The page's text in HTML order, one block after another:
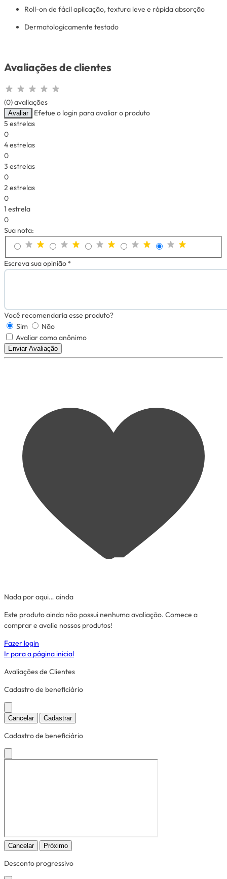
Roll-on de fácil aplicação, textura leve e rápida absorção
Dermatologicamente testado
Avaliações de clientes
(0) avaliações
Avaliar
Efetue o login para avaliar o produto
5 estrelas
0
4 estrelas
0
3 estrelas
0
2 estrelas
0
1 estrela
0
Sua nota:
Escreva sua opinião *
Você recomendaria esse produto?
Sim
Não
Avaliar como anônimo
Enviar Avaliação
Nada por aqui… ainda
Este produto ainda não possui nenhuma avaliação. Comece a
comprar e avalie nossos produtos!
Fazer login
Ir para a página inicial
Avaliações de Clientes
Cadastro de beneficiário
Cancelar Cadastrar
Cadastro de beneficiário
Cancelar Próximo
Desconto progressivo